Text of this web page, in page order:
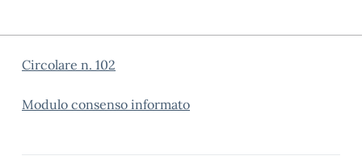
Circolare n. 102
Modulo consenso informato